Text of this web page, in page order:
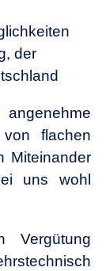
der
flachen
Miteinander
uns wohl
Vergütung